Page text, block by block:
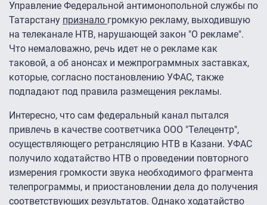
Управление Федеральной антимонопольной службы по
Татарстану признало громкую рекламу, выходившую
на телеканале НТВ, нарушающей закон "О рекламе".
Что немаловажно, речь идет не о рекламе как
таковой, а об анонсах и межпрограммных заставках,
которые, согласно постановлению УФАС, также
подпадают под правила размещения рекламы.
Интересно, что сам федеральный канал пытался
привлечь в качестве соответчика ООО "Телецентр",
осуществляющего ретрансляцию НТВ в Казани. УФАС
получило ходатайство НТВ о проведении повторного
измерения громкости звука необходимого фрагмента
телепрограммы, и приостановлении дела до получения
соответствующих результатов. Однако ходатайство